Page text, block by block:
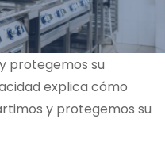
protegemos su
explica cómo
y protegemos su